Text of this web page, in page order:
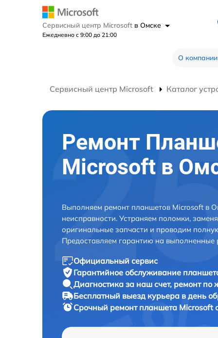
Сервисный центр Microsoft в Омске
Ежедневно с 9:00 до 21:00
О компании
Сервисный центр Microsoft Каталог
Ремонт
Microsoft в
Выполняем ремонт планшетов Microsoft в
неисправности. Устраняем поломки,
оригинальные запчасти и проводим
Предоставляем гарантию на выполненные
Официальный сервис
Гарантийное обслуживание
Диагностика за наш счет, ремонт по
Бесплатный выезд курьера в день
Срочный ремонт планшета Microsoft